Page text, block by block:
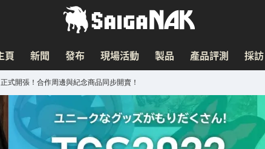
頁 新聞 發布 現場活動 製品 產品評測 採訪
式開張！合作周邊與紀念商品同步開賣！